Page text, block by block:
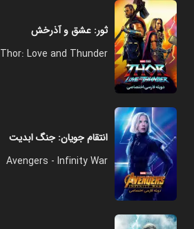
ثور: عشق و آذرخش
Thor: Love and Thunder
انتقام جویان: جنگ ابدیت
Avengers - Infinity War